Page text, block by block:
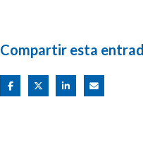
Compartir esta